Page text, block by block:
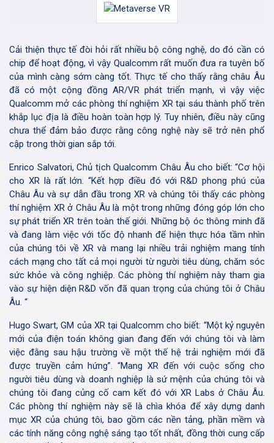
Cải thiện thực tế đòi hỏi rất nhiều bộ công nghệ, do đó cần có
chip để hoạt động, vì vậy Qualcomm rất muốn đưa ra tuyên bố
của mình càng sớm càng tốt. Thực tế cho thấy rằng châu Âu
đã có một cộng đồng AR/VR phát triển mạnh, vì vậy việc
Qualcomm mở các phòng thí nghiệm XR tại sáu thành phố trên
khắp lục địa là điều hoàn toàn hợp lý. Tuy nhiên, điều này cũng
chưa thể đảm bảo được rằng công nghệ này sẽ trở nên phổ
cập trong thời gian sắp tới.
Enrico Salvatori, Chủ tịch Qualcomm Châu Âu cho biết: “Cơ hội
cho XR là rất lớn. “Kết hợp điều đó với R&D phong phú của
Châu Âu và sự dẫn đầu trong XR và chúng tôi thấy các phòng
thí nghiệm XR ở Châu Âu là một trong những đóng góp lớn cho
sự phát triển XR trên toàn thế giới. Những bộ óc thông minh đã
và đang làm việc với tốc độ nhanh để hiện thực hóa tầm nhìn
của chúng tôi về XR và mang lại nhiều trải nghiệm mang tính
cách mạng cho tất cả mọi người từ người tiêu dùng, chăm sóc
sức khỏe và công nghiệp. Các phòng thí nghiệm này tham gia
vào sự hiện diện R&D vốn đã quan trọng của chúng tôi ở Châu
Âu. “
Hugo Swart, GM của XR tại Qualcomm cho biết: “Một kỷ nguyên
mới của điện toán không gian đang đến với chúng tôi và làm
việc đằng sau hậu trường về một thế hệ trải nghiệm mới đã
được truyền cảm hứng”. “Mang XR đến với cuộc sống cho
người tiêu dùng và doanh nghiệp là sứ mệnh của chúng tôi và
chúng tôi đang củng cố cam kết đó với XR Labs ở Châu Âu.
Các phòng thí nghiệm này sẽ là chìa khóa để xây dựng danh
mục XR của chúng tôi, bao gồm các nền tảng, phần mềm và
các tính năng công nghệ sáng tạo tốt nhất, đồng thời cung cấp